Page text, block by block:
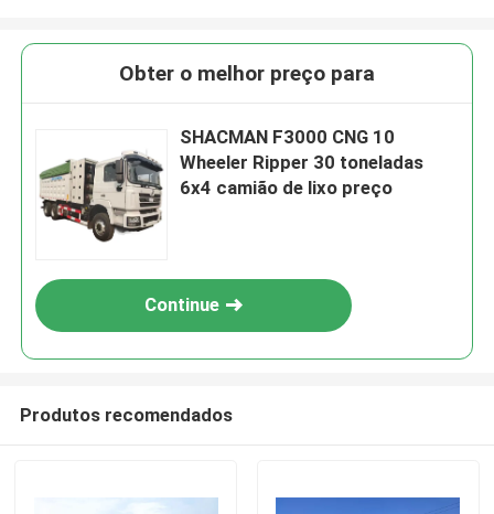
Obter o melhor preço para
SHACMAN F3000 CNG 10
Wheeler Ripper 30 toneladas
6x4 camião de lixo preço
Continue
Produtos recomendados